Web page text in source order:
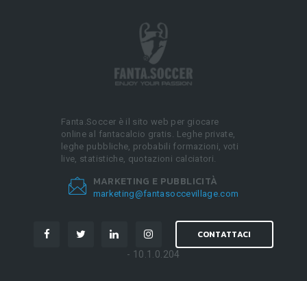
Fanta.Soccer è il sito web per giocare
online al fantacalcio gratis. Leghe private,
leghe pubbliche, probabili formazioni, voti
live, statistiche, quotazioni calciatori.
MARKETING E PUBBLICITÀ
marketing@fantasoccevillage.com
CONTATTACI
- 10.1.0.204